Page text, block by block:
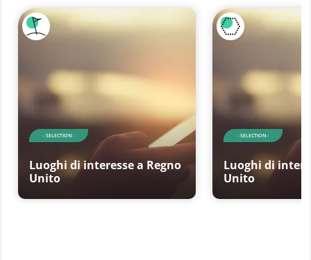
- SELECTION -
Luoghi di interesse a Regno
Unito
- SELECTION -
Luoghi di
Unito